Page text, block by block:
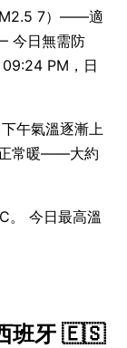
7）——適
今日無需防
PM，日
午氣溫逐漸上
正常暖——大約
。 今日最高溫
班牙 🇪🇸